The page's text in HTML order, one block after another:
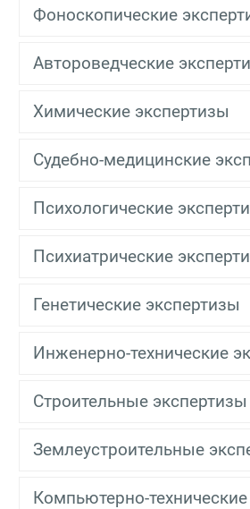
Фоноскопические
Автороведческие
Химические экспертизы
Судебно-медицинские
Психологические
Психиатрические
Генетические экспертизы
Инженерно-технические
Строительные экспертизы
Землеустроительные
Компьютерно-